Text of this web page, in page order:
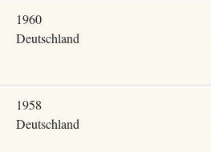
1960
Deutschland
1958
Deutschland